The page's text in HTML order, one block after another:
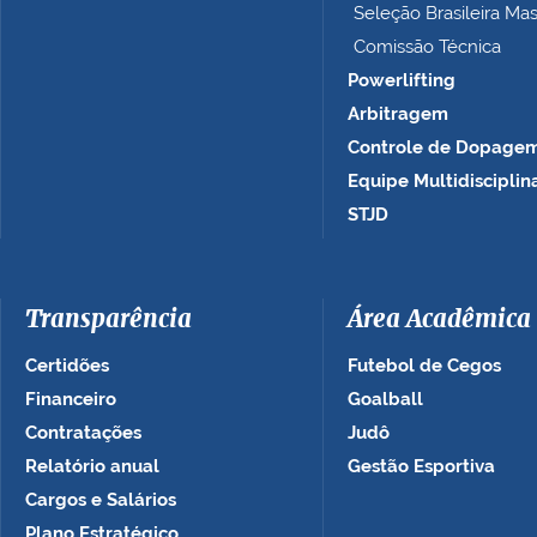
Seleção Brasileira
Comissão Técnica
Powerlifting
Arbitragem
Controle de
Equipe
STJD
Transparência
Certidões
Financeiro
Contratações
Relatório anual
Cargos e Salários
Área Acadêmica
Futebol de Cegos
Goalball
Judô
Gestão Esportiva